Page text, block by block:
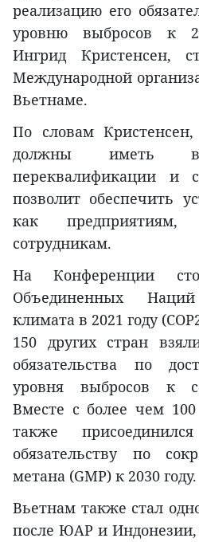
реализацию его
уровню выбросов к
Ингрид Кристенсен,
Международной
Вьетнаме.
По словам
должны иметь
переквалификации и
позволит обеспечить
как
сотрудникам.
На Конференции
Объединенных
климата в 2021 году
150 других стран
обязательства по
уровня выбросов к
Вместе с более чем
также
обязательству по
метана (GMP) к 2030 году.
Вьетнам также стал
после ЮАР и